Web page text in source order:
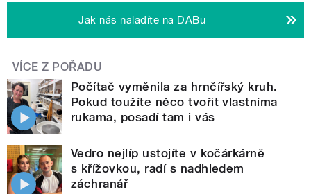
Jak nás naladíte na DABu
VÍCE Z POŘADU
Počítač vyměnila za hrnčířský kruh.
Pokud toužíte něco tvořit vlastníma
rukama, posadí tam i vás
Vedro nejlíp ustojíte v kočárkárně
s křížovkou, radí s nadhledem
záchranář